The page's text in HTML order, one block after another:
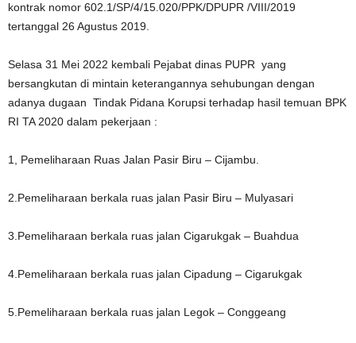
kontrak nomor 602.1/SP/4/15.020/PPK/DPUPR /VIII/2019
tertanggal 26 Agustus 2019.
Selasa 31 Mei 2022 kembali Pejabat dinas PUPR yang
bersangkutan di mintain keterangannya sehubungan dengan
adanya dugaan Tindak Pidana Korupsi terhadap hasil temuan BPK
RI TA 2020 dalam pekerjaan :
1, Pemeliharaan Ruas Jalan Pasir Biru – Cijambu.
2.Pemeliharaan berkala ruas jalan Pasir Biru – Mulyasari
3.Pemeliharaan berkala ruas jalan Cigarukgak – Buahdua
4.Pemeliharaan berkala ruas jalan Cipadung – Cigarukgak
5.Pemeliharaan berkala ruas jalan Legok – Conggeang